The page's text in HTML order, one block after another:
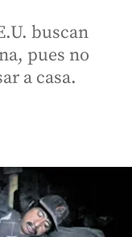
buscan
pues no
a casa.